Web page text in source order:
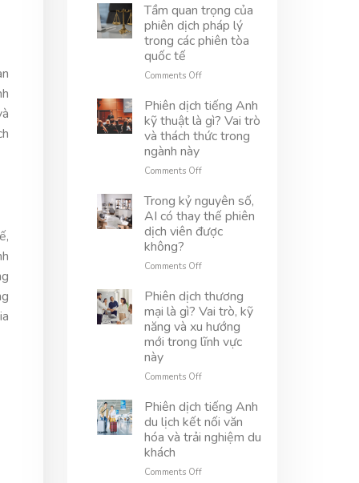
tế
trò,
ứng
dụng
chọn
tác
uy
tín
sánh
chi
tiết
phiên
hiện
và
phiên
dịch
từ
Tầm quan trọng của
phiên dịch pháp lý
trong các phiên tòa
quốc tế
Comments Offon
quan
trọng
của
phiên
pháp
trong
các
phiên
tòa
tế
Phiên dịch tiếng Anh
kỹ thuật là gì? Vai trò
và thách thức trong
ngành này
Comments Offon
dịch
tiếng
Anh
kỹ
là
Vai
trò
và
thách
thức
ngành
Trong kỷ nguyên số,
AI có thay thế phiên
dịch viên được
không?
Comments Offon
kỷ
nguyên
số,
AI
có
thế
dịch
viên
được
không?
Phiên dịch thương
mại là gì? Vai trò, kỹ
năng và xu hướng
mới trong lĩnh vực
này
Comments Offon
dịch
thương
là
Vai
Phiên dịch tiếng Anh
du lịch kết nối văn
hóa và trải nghiệm du
khách
Comments Offon